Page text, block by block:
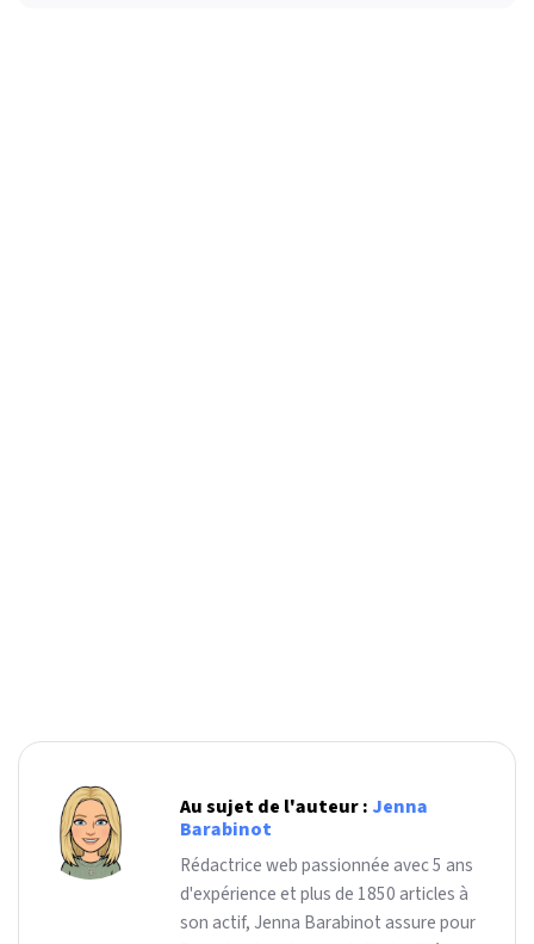
Au sujet de l'auteur : Jenna
Barabinot
Rédactrice web passionnée avec 5 ans
d'expérience et plus de 1850 articles à
son actif, Jenna Barabinot assure pour